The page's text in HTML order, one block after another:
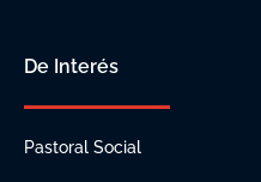
De Interés
Pastoral Social